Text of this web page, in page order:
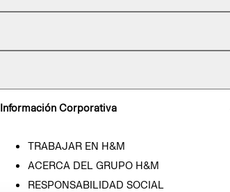
Información Corporativa
TRABAJAR EN H&M
ACERCA DEL GRUPO H&M
RESPONSABILIDAD SOCIAL